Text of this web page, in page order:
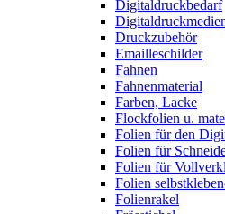
Digitaldruckbedarf
Druckzubehör
Emailleschilder
Fahnen
Fahnenmaterial
Farben, Lacke
Flockfolien u.
Folien für den
Folien für
Folien für
Folien
Folienrakel